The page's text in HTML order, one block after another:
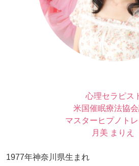
心理セラピス
米国催眠療法協
マスターヒプノト
月美 まりえ
1977年神奈川県生まれ